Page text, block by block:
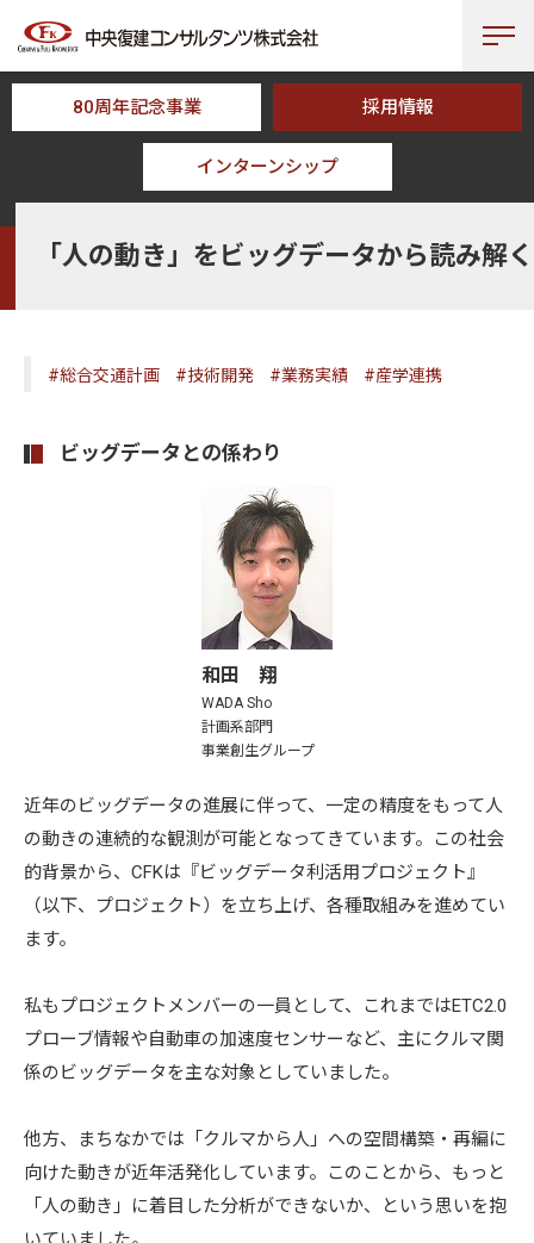
80周年記念事業 採用情報
インターンシップ
「人の動き」をビッグデータから読み解く
「人の動き」をビッグデータから読み解く
#総合交通計画 #技術開発 #業務実績 #産学連携
ビッグデータとの係わり
和田 翔
WADA Sho
計画系部門
事業創生グループ
近年のビッグデータの進展に伴って、一定の精度をもって人
の動きの連続的な観測が可能となってきています。この社会
的背景から、CFKは『ビッグデータ利活用プロジェクト』
（以下、プロジェクト）を立ち上げ、各種取組みを進めてい
ます。
私もプロジェクトメンバーの一員として、これまではETC2.0
プローブ情報や自動車の加速度センサーなど、主にクルマ関
係のビッグデータを主な対象としていました。
他方、まちなかでは「クルマから人」への空間構築・再編に
向けた動きが近年活発化しています。このことから、もっと
「人の動き」に着目した分析ができないか、という思いを抱